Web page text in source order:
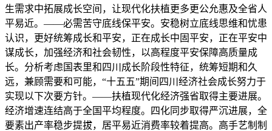
生需求中拓展成长空间，让现代化扶植更多更公允惠及全省人
平易近。——必需苦守底线保平安。安稳树立底线思维和忧患
认识，更好统筹成长和平安，正在成长中固平安，正在平安中
谋成长，加强经济和社会韧性，以高程度平安保障高质量成
长。分析考虑国表里和四川成长阶段性特征，统筹短期和久
远，兼顾需要和可能，“十五五”期间四川经济社会成长努力于
实现以下次要方针。——扶植现代化经济强省取得主要进展。
经济增速连结高于全国平均程度。四化同步取得严沉进展，全
要素出产率稳步提拔，居平易近消费率较着提高。高手艺制制